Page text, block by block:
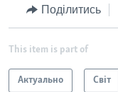
Поділитись
This item is part of
Актуально Світ